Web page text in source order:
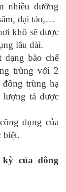
nhiều dưỡng
đại táo,…
khô sẽ được
lâu dài.
bào chế
trùng với 2
trùng hạ
tá dược
dụng của
biệt.
của đông